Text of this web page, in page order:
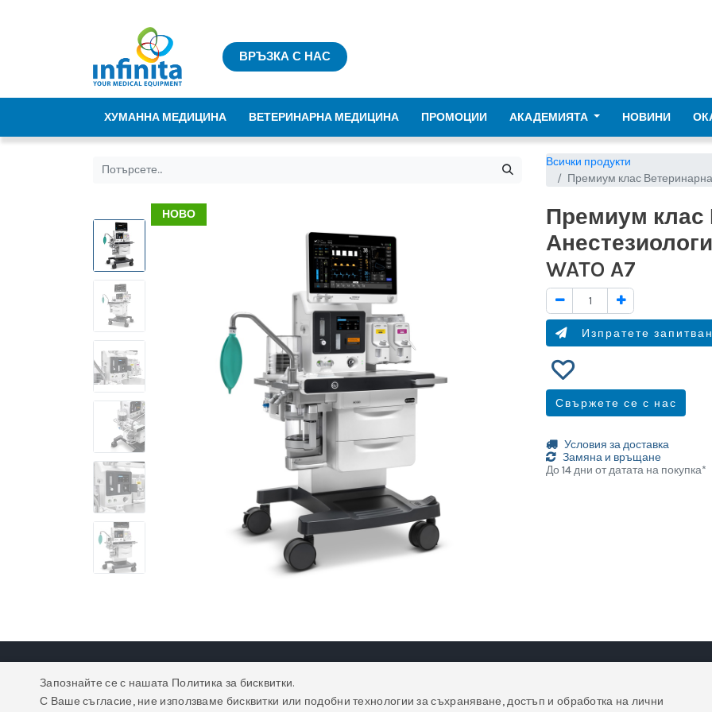
ВРЪЗКА С НАС
ХУМАННА МЕДИЦИНА ВЕТЕРИНАРНА МЕДИЦИНА ПРОМОЦИИ АКАДЕМИЯТА НОВИНИ
Всички продукти
Премиум клас
НОВО
Премиум клас
WATO A7
Изпратете
Свържете се с нас
Условия за доставка
Замяна и връщане
До 14 дни от датата на покупка*
Запознайте се с нашата Политика за бисквитки.
С Ваше съгласие, ние използваме бисквитки или подобни технологии за съхраняване, достъп и обработка на лични